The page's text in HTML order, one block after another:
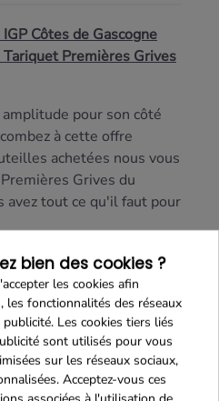
Côtes de Gascogne
Premières Grives
pour son côté
à cette offre
achetées nous vous
Grives du
avez tout ce qu'il faut pour
bien des cookies ?
les cookies afin
les fonctionnalités des réseaux
Les cookies tiers liés
sont utilisés pour vous
sur les réseaux sociaux,
Acceptez-vous ces